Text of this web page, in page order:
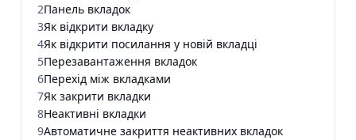
2Панель вкладок
3Як відкрити вкладку
4Як відкрити посилання у новій вкладці
5Перезавантаження вкладок
6Перехід між вкладками
7Як закрити вкладки
8Неактивні вкладки
9Автоматичне закриття неактивних вкладок